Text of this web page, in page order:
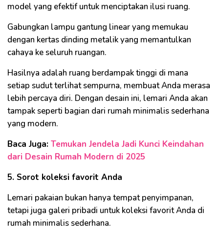
model yang efektif untuk menciptakan ilusi ruang.
Gabungkan lampu gantung linear yang memukau
dengan kertas dinding metalik yang memantulkan
cahaya ke seluruh ruangan.
Hasilnya adalah ruang berdampak tinggi di mana
setiap sudut terlihat sempurna, membuat Anda merasa
lebih percaya diri. Dengan desain ini, lemari Anda akan
tampak seperti bagian dari rumah minimalis sederhana
yang modern.
Baca Juga: Temukan Jendela Jadi Kunci Keindahan
dari Desain Rumah Modern di 2025
5. Sorot koleksi favorit Anda
Lemari pakaian bukan hanya tempat penyimpanan,
tetapi juga galeri pribadi untuk koleksi favorit Anda di
rumah minimalis sederhana.